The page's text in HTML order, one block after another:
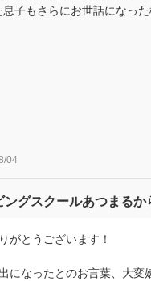
子もさらにお世話になっ
も楽しめるよう、丁寧に案
04
ングスクールあつまるか
がとうございます！
になったとのお言葉、大変